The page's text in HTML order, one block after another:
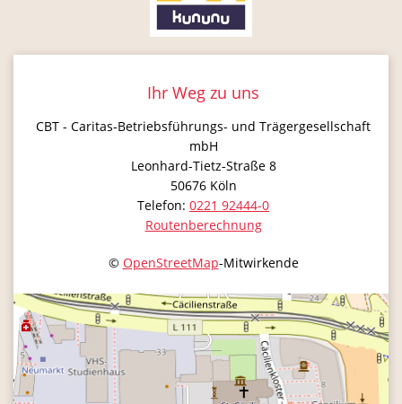
Ihr Weg zu uns
CBT - Caritas-Betriebsführungs- und Trägergesellschaft
mbH
Leonhard-Tietz-Straße 8
50676 Köln
Telefon: 0221 92444-0
Routenberechnung
© OpenStreetMap-Mitwirkende